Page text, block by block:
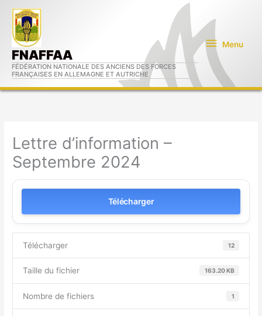
contenu
FNAFFAA
FÉDÉRATION NATIONALE DES ANCIENS DES FORCES
FRANÇAISES EN ALLEMAGNE ET AUTRICHE
Menu
Lettre d’information –
Septembre 2024
Télécharger
Télécharger 12
Taille du fichier 163.20 KB
Nombre de fichiers 1